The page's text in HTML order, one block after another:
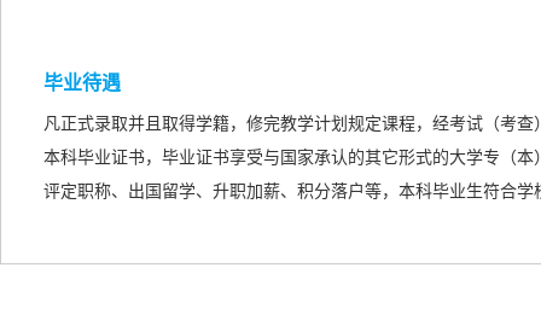
毕业待遇
凡正式录取并且取得学籍，修完教学计划规定课程，经考试（考
本科毕业证书，毕业证书享受与国家承认的其它形式的大学专（本
评定职称、出国留学、升职加薪、积分落户等，本科毕业生符合